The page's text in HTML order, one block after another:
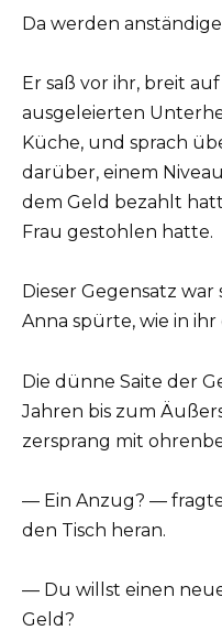
Da werden
Er saß vor ihr, breit
ausgeleierten
Küche, und sprach
darüber, einem
dem Geld bezahlt
Frau gestohlen hatte.
Dieser Gegensatz
Anna spürte, wie in ihr
Die dünne Saite der
Jahren bis zum
zersprang mit
— Ein Anzug? —
den Tisch heran.
— Du willst einen
Geld?